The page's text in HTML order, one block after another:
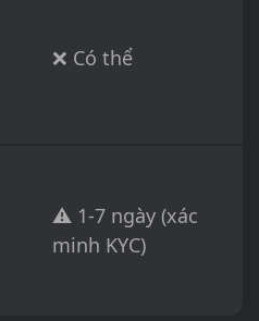
❌ Có thể
⚠️ 1-7 ngày (xác
minh KYC)